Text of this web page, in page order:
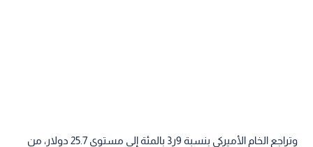
وتراجع الخام الأميركي بنسبة 9ر3 بالمئة إلى مستوى 25.7 دولار، من